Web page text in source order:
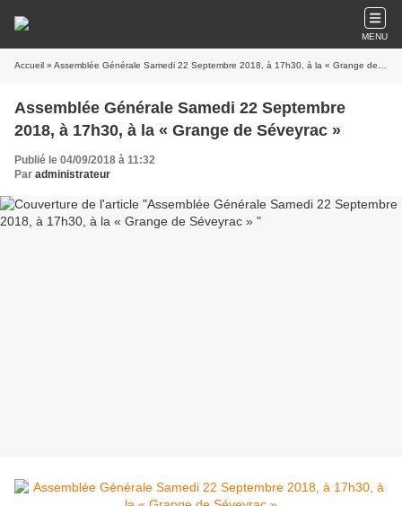
MENU
Accueil » Assemblée Générale Samedi 22 Septembre 2018, à 17h30, à la « Grange de Séveyrac »
Assemblée Générale Samedi 22 Septembre
2018, à 17h30, à la « Grange de Séveyrac »
Publié le 04/09/2018 à 11:32
Par administrateur